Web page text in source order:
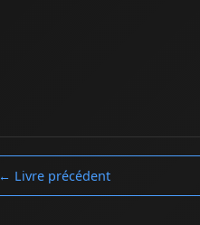
← Livre précédent